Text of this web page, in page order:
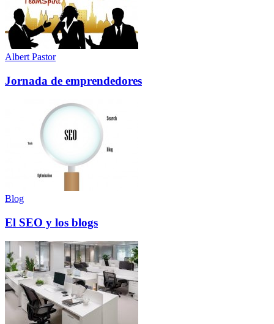
Albert Pastor
Jornada de emprendedores
Blog
El SEO y los blogs